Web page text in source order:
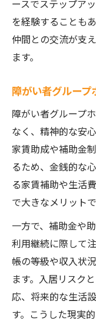
る方法
障がい者
ための比
ースでステップア
を経験することも
仲間との交流が支
ます。
障がい者グループ
障がい者グループ
なく、精神的な安
家賃助成や補助金
るため、金銭的な
る家賃補助や生活
で大きなメリットで
一方で、補助金や
利用継続に際して
帳の等級や収入状
ます。入居リスク
応、将来的な生活
す。こうした現実